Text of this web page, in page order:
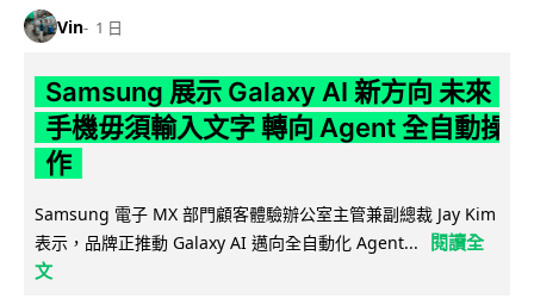
Vin 1 日
Samsung 展示 Galaxy AI 新方向 未來
手機毋須輸入文字 轉向 Agent 全自動操
作
Samsung 電子 MX 部門顧客體驗辦公室主管兼副總裁 Jay Kim
表示，品牌正推動 Galaxy AI 邁向全自動化 Agent...
閱讀全
文